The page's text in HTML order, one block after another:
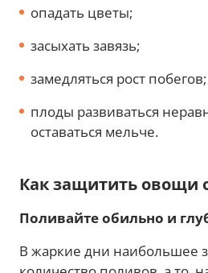
опадать цветы;
засыхать завязь;
замедляться рост побегов;
плоды развиваться
оставаться мельче.
Как защитить овощи
Поливайте обильно и
В жаркие дни наибольшее